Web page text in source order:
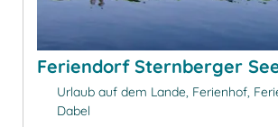
Feriendorf Sternberger
Urlaub auf dem Lande, Ferienhof,
Dabel